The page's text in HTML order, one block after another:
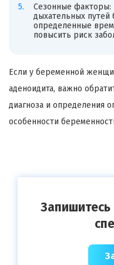
Сезонные
дыхательных путей
определенные
повысить риск
Если у беременной
аденоидита, важно
диагноза и определения
особенности
Запишитесь